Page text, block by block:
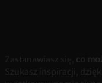
Zastanawiasz się, co
Szukasz inspiracji,